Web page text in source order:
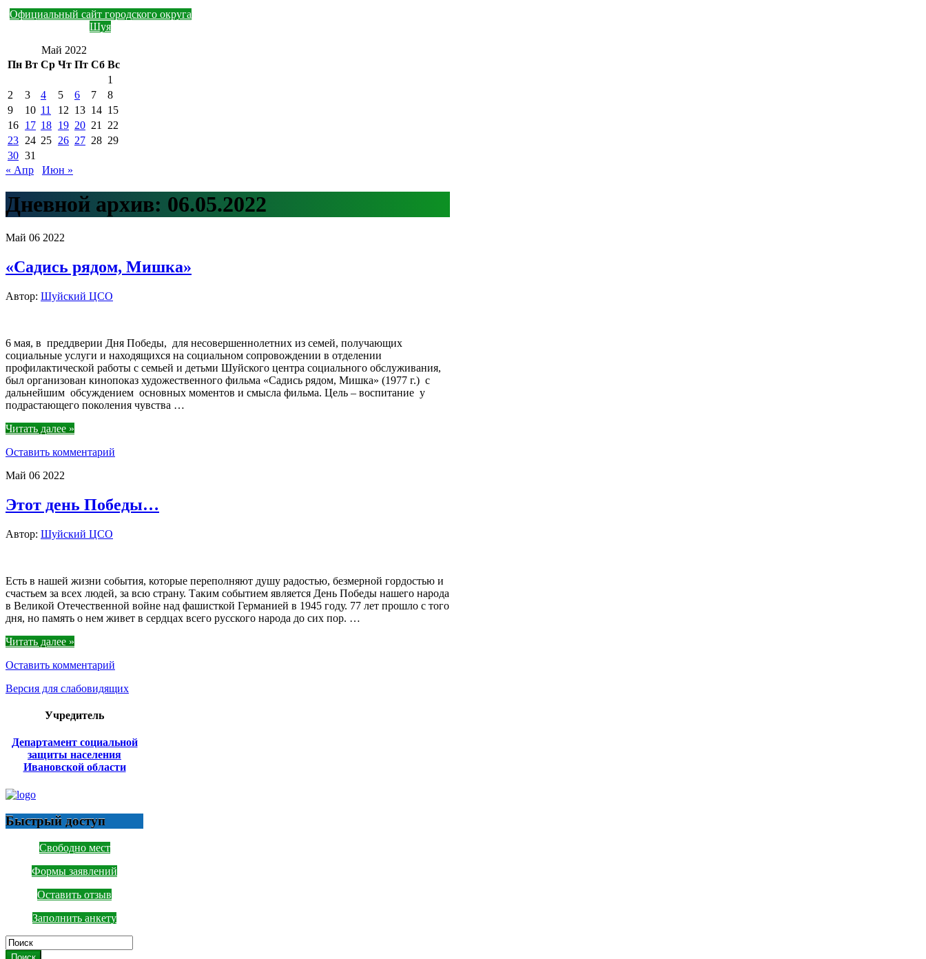
Официальный сайт городского округа
Шуя
Май 2022
Пн Вт Ср Чт Пт Сб Вс
1
2
3 4 5 6 7
8
9
10 11 12 13 14 15
16 17 18 19 20 21 22
23 24 25 26 27 28 29
30 31
« Апр
Июн »
Дневной архив: 06.05.2022
Май 06 2022
«Садись рядом, Мишка»
Автор: Шуйский ЦСО
6 мая, в преддверии Дня Победы, для несовершеннолетних из семей, получающих
социальные услуги и находящихся на социальном сопровождении в отделении
профилактической работы с семьей и детьми Шуйского центра социального обслуживания,
был организован кинопоказ художественного фильма «Садись рядом, Мишка» (1977 г.) с
дальнейшим обсуждением основных моментов и смысла фильма. Цель – воспитание у
подрастающего поколения чувства …
Читать далее »
Оставить комментарий
Май 06 2022
Этот день Победы…
Автор: Шуйский ЦСО
Есть в нашей жизни события, которые переполняют душу радостью, безмерной гордостью и
счастьем за всех людей, за всю страну. Таким событием является День Победы нашего народа
в Великой Отечественной войне над фашисткой Германией в 1945 году. 77 лет прошло с того
дня, но память о нем живет в сердцах всего русского народа до сих пор. …
Читать далее »
Оставить комментарий
Версия для слабовидящих
Учредитель
Департамент социальной
защиты населения
Ивановской области
Быстрый доступ
Свободно мест
Формы заявлений
Оставить отзыв
Заполнить анкету